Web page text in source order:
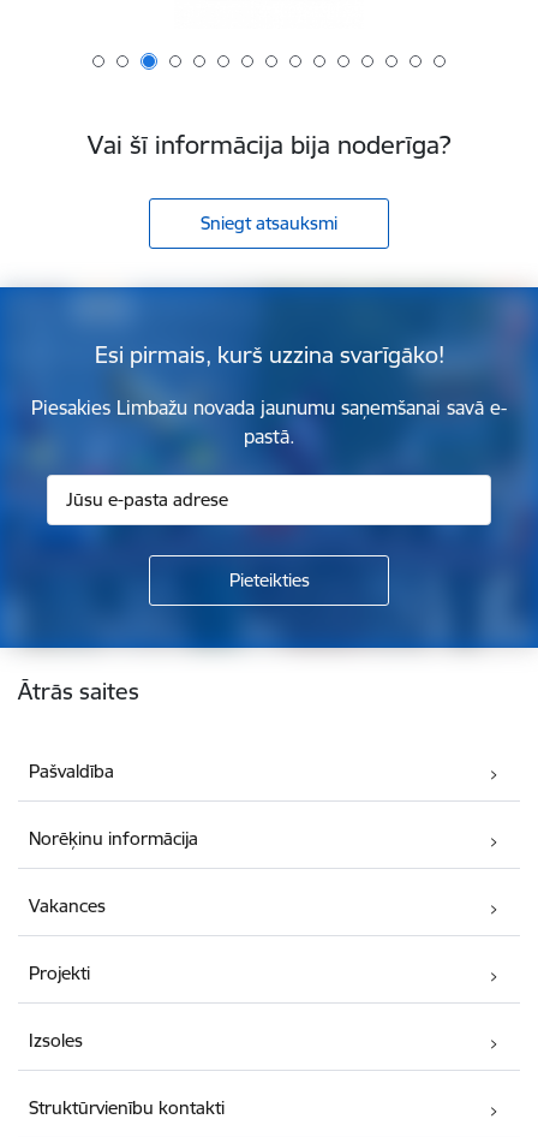
Vai šī informācija bija noderīga?
Sniegt atsauksmi
Esi pirmais, kurš uzzina svarīgāko!
Piesakies Limbažu novada jaunumu saņemšanai savā e-
pastā.
Kājene
Ātrās saites
Pašvaldība
Norēķinu informācija
Vakances
Projekti
Izsoles
Struktūrvienību kontakti